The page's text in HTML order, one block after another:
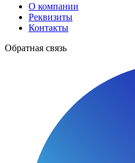
О компании
Реквизиты
Контакты
Обратная связь